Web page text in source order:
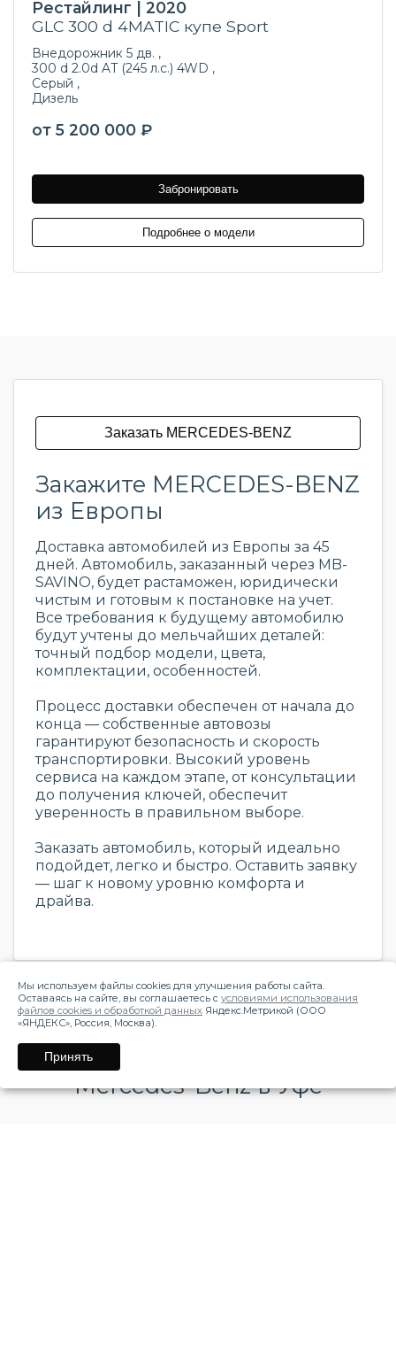
Рестайлинг | 2020
GLC 300 d 4MATIC купе Sport
Внедорожник 5 дв. ,
300 d 2.0d AT (245 л.с.) 4WD ,
Серый ,
Дизель
от 5 200 000 ₽
Забронировать
Подробнее о модели
Заказать MERCEDES-BENZ
Закажите MERCEDES-BENZ
из Европы
Доставка автомобилей из Европы за 45
дней. Автомобиль, заказанный через MB-
SAVINO, будет растаможен, юридически
чистым и готовым к постановке на учет.
Все требования к будущему автомобилю
будут учтены до мельчайших деталей:
точный подбор модели, цвета,
комплектации, особенностей.
Процесс доставки обеспечен от начала до
конца — собственные автовозы
гарантируют безопасность и скорость
транспортировки. Высокий уровень
сервиса на каждом этапе, от консультации
до получения ключей, обеспечит
уверенность в правильном выборе.
Заказать автомобиль, который идеально
подойдет, легко и быстро. Оставить заявку
— шаг к новому уровню комфорта и
драйва.
Оформить кредит на
Mercedes-Benz в Уфе
Мы используем файлы cookies для улучшения работы сайта.
Оставаясь на сайте, вы соглашаетесь с условиями использования
файлов cookies и обработкой данных Яндекс.Метрикой (ООО
«ЯНДЕКС», Россия, Москва).
Принять